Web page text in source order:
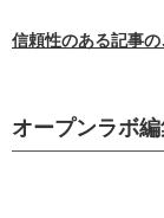
信頼性のある記事
オープンラボ